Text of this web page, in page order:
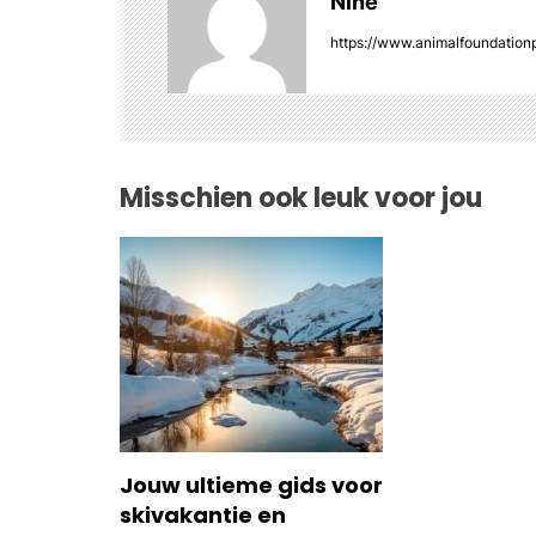
g
a
t
i
o
n
https://
Misschien ook leuk voor jou
Jouw ultieme gids voor
skivakantie en